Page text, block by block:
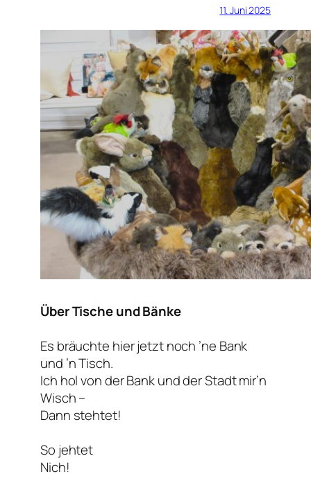
11. Juni 2025
Über Tische und Bänke
Es bräuchte hier jetzt noch ’ne Bank
und ’n Tisch.
Ich hol von der Bank und der Stadt mir’n
Wisch –
Dann stehtet!
So jehtet
Nich!